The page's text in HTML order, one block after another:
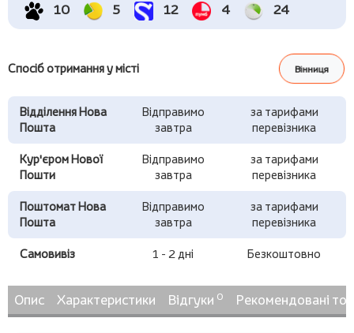
10 5 12 4 24
Спосіб отримання у місті Вінниця
Відділення Нова
Пошта
Відправимо
завтра
за тарифами
перевізника
Кур'єром Нової
Пошти
Відправимо
завтра
за тарифами
перевізника
Поштомат Нова
Пошта
Відправимо
завтра
за тарифами
перевізника
Самовивіз 1 - 2 дні Безкоштовно
Опис Характеристики Відгуки 0 Рекомендовані